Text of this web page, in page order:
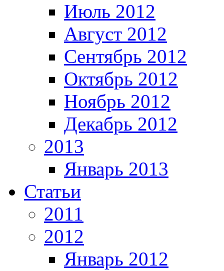
Июль 2012
Август 2012
Сентябрь 2012
Октябрь 2012
Ноябрь 2012
Декабрь 2012
2013
Январь 2013
Статьи
2011
2012
Январь 2012